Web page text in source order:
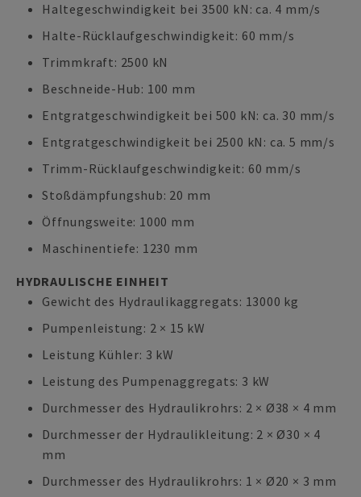
Haltegeschwindigkeit bei 3500 kN: ca. 4 mm/s
Halte-Rücklaufgeschwindigkeit: 60 mm/s
Trimmkraft: 2500 kN
Beschneide-Hub: 100 mm
Entgratgeschwindigkeit bei 500 kN: ca. 30 mm/s
Entgratgeschwindigkeit bei 2500 kN: ca. 5 mm/s
Trimm-Rücklaufgeschwindigkeit: 60 mm/s
Stoßdämpfungshub: 20 mm
Öffnungsweite: 1000 mm
Maschinentiefe: 1230 mm
HYDRAULISCHE EINHEIT
Gewicht des Hydraulikaggregats: 13000 kg
Pumpenleistung: 2 × 15 kW
Leistung Kühler: 3 kW
Leistung des Pumpenaggregats: 3 kW
Durchmesser des Hydraulikrohrs: 2 × Ø38 × 4 mm
Durchmesser der Hydraulikleitung: 2 × Ø30 × 4
mm
Durchmesser des Hydraulikrohrs: 1 × Ø20 × 3 mm